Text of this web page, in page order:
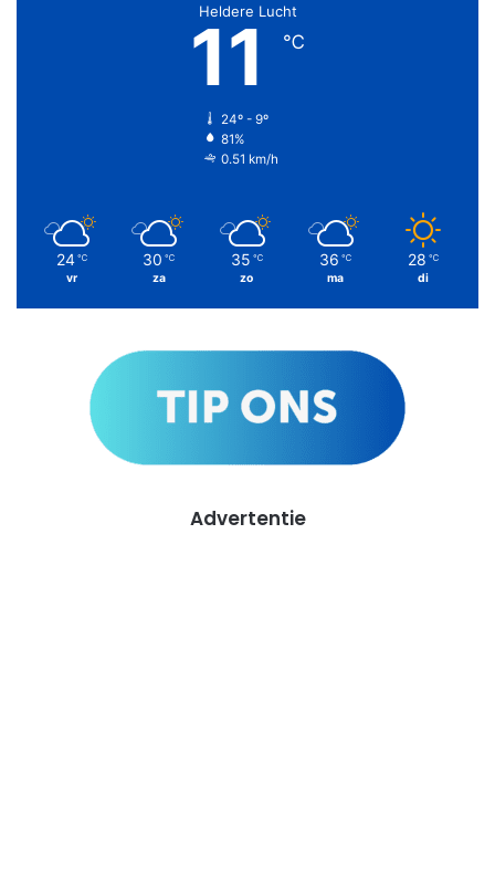
Heldere Lucht
11 ℃
24º - 9º
81%
0.51 km/h
24 ℃
vr
30 ℃
za
35 ℃
zo
36 ℃
ma
28 ℃
di
Advertentie